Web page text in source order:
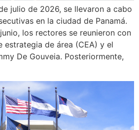
julio de 2026, se llevaron a cabo
en la ciudad de Panamá.
los rectores se reunieron con
estrategia de área (CEA) y el
De Gouveia. Posteriormente,